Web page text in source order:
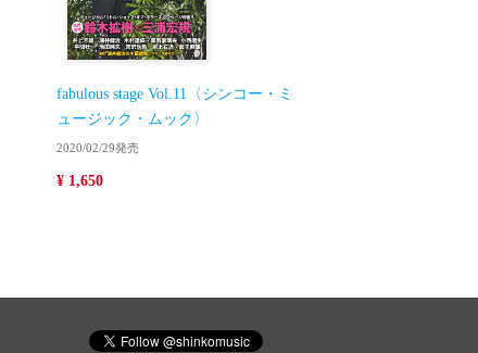
fabulous stage Vol.11〈シンコー・ミ
ュージック・ムック〉
2020/02/29発売
¥ 1,650